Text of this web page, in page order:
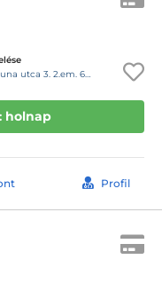
6.a. 29-es kapucsengő
holnap
Profil